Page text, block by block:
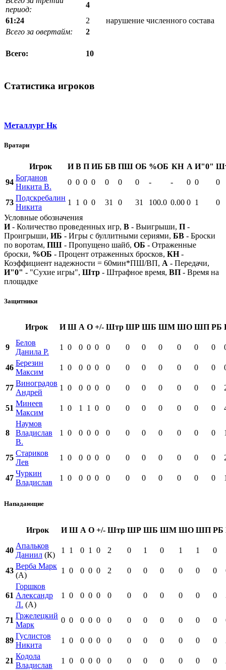
период:
4
61:24
2
нарушение численного состава
Всего за овертайм:
2
Всего: 10
Статистика игроков
Металлург Нк
Вратари
Игрок И В П ИБ БВ ПШ ОБ %ОБ КН А И"0"
94
Богданов
Никита В.
0 0 0 0 0 0 0 - - 0 0 0
73
Подскребалин
Никита
1 1 0 0 31 0 31 100.0 0.00 0 1
0
Условные обозначения
И- Количество проведенных игр, В - Выигрыши, П -
Проигрыши, ИБ - Игры с буллитными сериями, БВ - Броски
по воротам, ПШ - Пропущено шайб, ОБ - Отраженные
броски, %ОБ - Процент отраженных бросков, КН-
Коэффициент надежности = 60мин*ПШ/ВП, А - Передачи,
И"0" - "Сухие игры", Штр - Штрафное время, ВП - Время на
площадке
Защитники
Игрок И Ш А О +/- Штр ШР ШБ ШМ ШО ШП РБ
9
Белов
Данила Р.
1 0 0 0 0 0 0 0 0 0 0 0
46
Березин
Максим
1 0 0 0 0 0 0 0 0 0 0 0
77
Виноградов
Андрей
1 0 0 0 0 0 0 0 0 0 0 0
51
Минеев
Максим
1 0 1 1 0 0 0 0 0 0 0 0
8
Наумов
Владислав
В.
1 0 0 0 0 0 0 0 0 0 0 0
75
Стариков
Лев
1 0 0 0 0 0 0 0 0 0 0 0
47
Чуркин
Владислав
1 0 0 0 0 0 0 0 0 0 0 0
Нападающие
Игрок И Ш А О +/- Штр ШР ШБ ШМ ШО ШП РБ
40
Апальков
Даниил (К)
1 1 0 1 0 2 0 1 0 1 1 0
43
Верба Марк
(А)
1 0 0 0 0 2 0 0 0 0 0 0
61
Горшков
Александр
Л. (А)
1 0 0 0 0 0 0 0 0 0 0 0
71
Гржелецкий
Марк
0 0 0 0 0 0 0 0 0 0 0 0
89
Гуслистов
Никита
1 0 0 0 0 0 0 0 0 0 0 0
21
Кодола
Владислав
1 0 0 0 0 0 0 0 0 0 0 0